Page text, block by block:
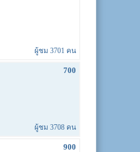
ผู้ชม 3701 คน
700
ผู้ชม 3708 คน
900